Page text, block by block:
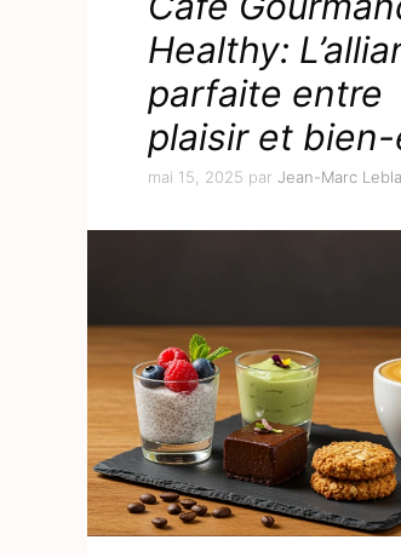
Healthy:
parfaite entre
plaisir et
mai 15, 2025 par Jean-Marc